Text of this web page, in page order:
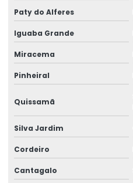
Perfis metálicos
Perfis metálicos gerdau
Perfis metálicos para pilares
Perfis metálicos para vigas
Preço vergalhão 10mm
Preço de vergalhão de ferro
Produtos de serralheria
Serviço de serralheiro
Paty do Alferes
Iguaba Grande
Miracema
Pinheiral
Quissamã
Silva Jardim
Cordeiro
Cantagalo